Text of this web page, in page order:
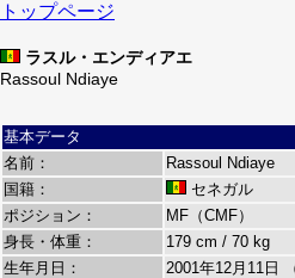
トップページ
ラスル・エンディアエ
Rassoul Ndiaye
基本データ
名前：
Rassoul Ndiaye
国籍：
セネガル
ポジション：
MF（CMF）
身長・体重：
179 cm / 70 kg
生年月日：
2001年12月11日